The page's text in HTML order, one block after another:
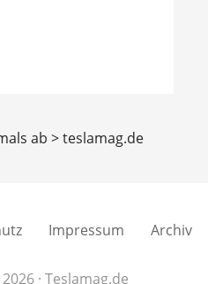
ab > teslamag.de
Impressum Archiv
· Teslamag.de